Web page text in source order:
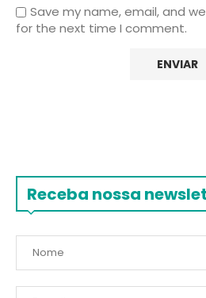
Save my name, email, and
for the next time I comment.
Receba nossa